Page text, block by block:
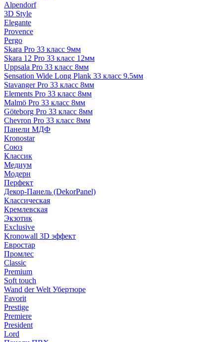
Alpendorf
3D Style
Elegante
Provence
Pergo
Skara Pro 33 класс 9мм
Skara 12 Pro 33 класс 12мм
Uppsala Pro 33 класс 8мм
Sensation Wide Long Plank 33 класс 9.5мм
Stavanger Pro 33 класс 8мм
Elements Pro 33 класс 8мм
Malmö Pro 33 класс 8мм
Göteborg Pro 33 класс 8мм
Chevron Pro 33 класс 8мм
Панели МДФ
Кronostar
Союз
Классик
Медиум
Модерн
Перфект
Декор-Панель (DekorPanel)
Классическая
Кремлевская
Экзотик
Exclusive
Kronowall 3D эффект
Евростар
Промлес
Classic
Premium
Soft touch
Wand der Welt Убертюре
Favorit
Prestige
Premiere
President
Lord